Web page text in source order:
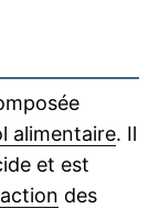
alimentaire. Il
et est
des